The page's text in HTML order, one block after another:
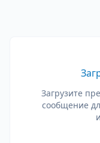
Загрузите
сообщение